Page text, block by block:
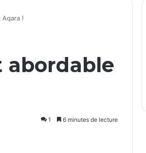
!
abordable
1 6 minutes de lecture